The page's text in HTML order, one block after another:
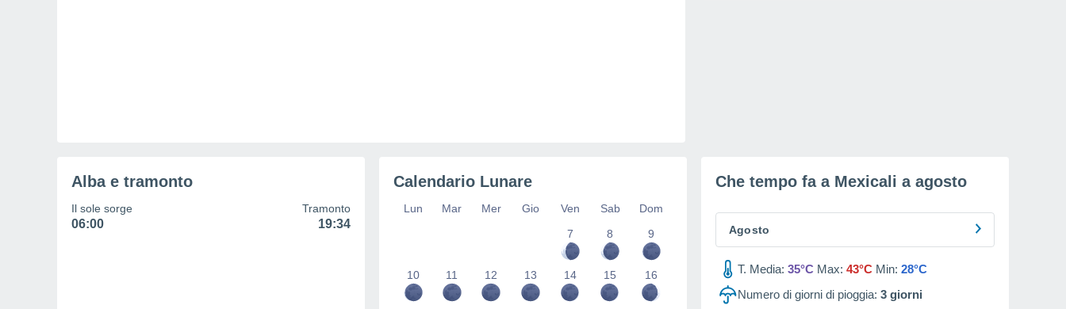
Alba e tramonto
Il sole sorge
06:00
Tramonto
19:34
Calendario Lunare
Lun Mar Mer Gio Ven Sab
Dom
7
8 9
10 11 12 13 14 15 16
Che tempo fa a Mexicali a agosto
Agosto
T. Media: 35°C Max: 43°C Min: 28°C
Numero di giorni di pioggia: 3 giorni